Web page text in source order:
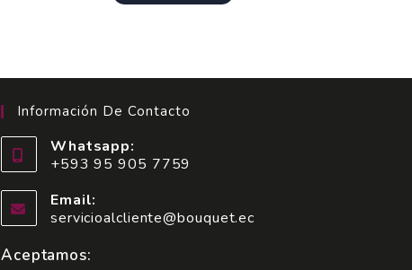
Información De Contacto
Whatsapp:
+593 95 905 7759
Email:
servicioalcliente@bouquet.ec
Aceptamos: